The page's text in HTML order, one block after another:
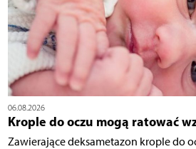
06.08.2026
Krople do oczu mogą ratować
Zawierające deksametazon krople do